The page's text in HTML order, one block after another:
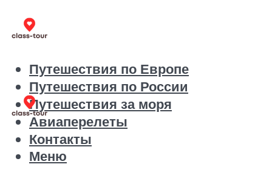
Путешествия по Европе
Путешествия по России
Путешествия за моря
Авиаперелеты
Контакты
Меню